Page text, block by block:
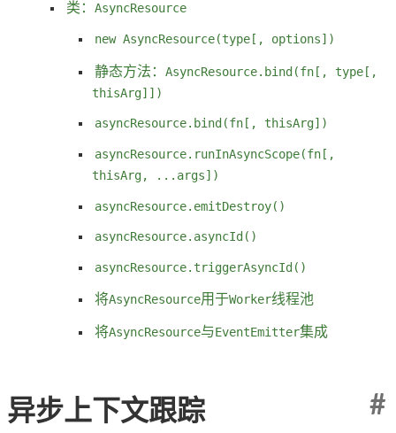
类： AsyncResource
new AsyncResource(type[, options])
静态方法： AsyncResource.bind(fn[, type[,
thisArg]])
asyncResource.bind(fn[, thisArg])
asyncResource.runInAsyncScope(fn[,
thisArg, ...args])
asyncResource.emitDestroy()
asyncResource.asyncId()
asyncResource.triggerAsyncId()
将AsyncResource用于Worker线程池
将AsyncResource与EventEmitter集成
异步上下文跟踪 #